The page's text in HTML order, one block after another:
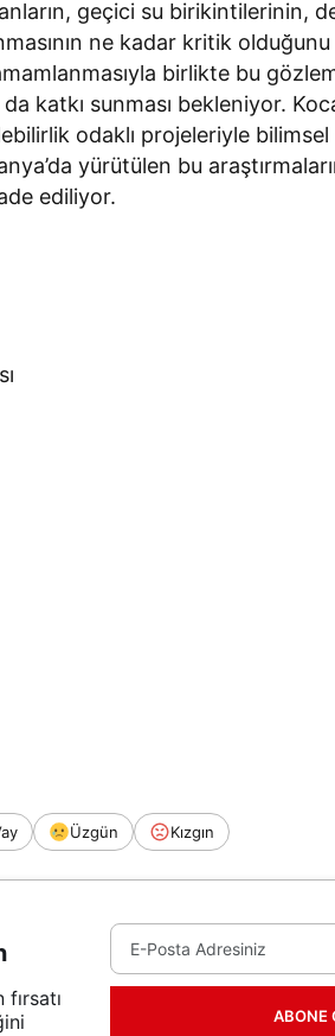
geçici su birikintilerinin,
ne kadar kritik
birlikte bu
katkı sunması bekleniyor.
odaklı projeleriyle bilimsel
yürütülen bu
ediliyor.
Üzgün Kızgın
ABONE